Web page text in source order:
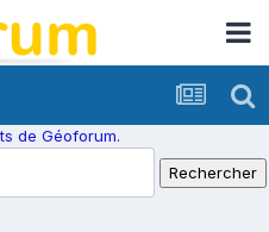
de Géoforum.